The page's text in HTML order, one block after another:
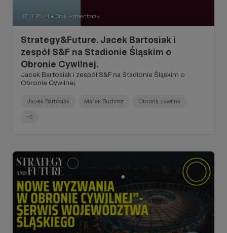
07.11.2024 ● Brak komentarzy
Strategy&Future. Jacek Bartosiak i
zespół S&F na Stadionie Śląskim o
Obronie Cywilnej.
Jacek Bartosiak i zespół S&F na Stadionie Śląskim o
Obronie Cywilnej.
Jacek Bartosiak Marek Budzisz Obrona cywilna
+3